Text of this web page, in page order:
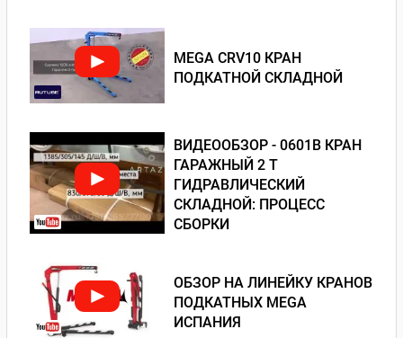
MEGA CRV10 КРАН
ПОДКАТНОЙ СКЛАДНОЙ
ВИДЕООБЗОР - 0601В КРАН
ГАРАЖНЫЙ 2 Т
ГИДРАВЛИЧЕСКИЙ
СКЛАДНОЙ: ПРОЦЕСС
СБОРКИ
ОБЗОР НА ЛИНЕЙКУ КРАНОВ
ПОДКАТНЫХ MEGA
ИСПАНИЯ